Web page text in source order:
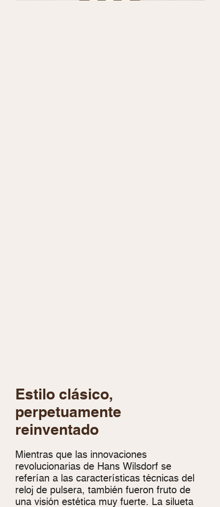
Estilo clásico,
perpetuamente
reinventado
Mientras que las innovaciones
revolucionarias de Hans Wilsdorf se
referían a las características técnicas del
reloj de pulsera, también fueron fruto de
una visión estética muy fuerte. La silueta